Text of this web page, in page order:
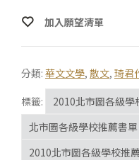
加入願望清單
分類: 華文文學, 散文, 琦君
標籤:
2010北市圖各級學
北市圖各級學校推薦書單
2010北市圖各級學校推